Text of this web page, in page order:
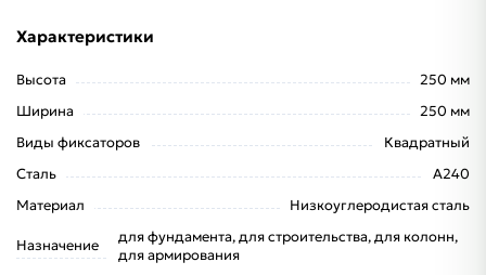
Характеристики
Высота
250 мм
Ширина
250 мм
Виды фиксаторов
Квадратный
Сталь
А240
Материал
Низкоуглеродистая сталь
Назначение
для фундамента, для строительства, для колонн,
для армирования